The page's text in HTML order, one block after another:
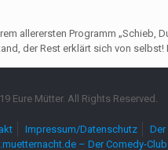
allerersten Programm „Schieb,
der Rest erklärt sich von
Eure Mütter. All Rights Reserved.
Impressum/Datenschutz
– Der Comedy-Club